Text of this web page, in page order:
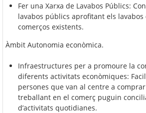
Fer una Xarxa de Lavabos Públics:
lavabos públics aprofitant els lavabos
comerços existents.
Àmbit Autonomia econòmica.
Infraestructures per a promoure la
diferents activitats econòmiques:
persones que van al centre a
treballant en el comerç puguin
d’activitats quotidianes.